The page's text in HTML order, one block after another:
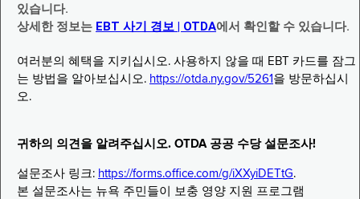
있습니다.
상세한 정보는 EBT 사기 경보 | OTDA에서 확인할 수 있습니다.
여러분의 혜택을 지키십시오. 사용하지 않을 때 EBT 카드를 잠그
는 방법을 알아보십시오. https://otda.ny.gov/5261 을 방문하십시
오.
귀하의 의견을 알려주십시오. OTDA 공공 수당 설문조사!
설문조사 링크: https://forms.office.com/g/iXXyiDETtG.
본 설문조사는 뉴욕 주민들이 보충 영양 지원 프로그램